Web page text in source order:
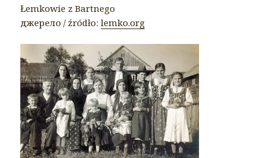
Łemkowie z Bartnego
джерело / źródło:lemko.org